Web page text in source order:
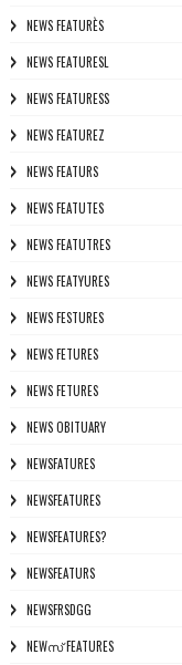
NEWS FEATURÈS
NEWS FEATURESL
NEWS FEATURESS
NEWS FEATUREZ
NEWS FEATURS
NEWS FEATUTES
NEWS FEATUTRES
NEWS FEATYURES
NEWS FESTURES
NEWS FETURES
NEWS FETURES
NEWS OBITUARY
NEWSFATURES
NEWSFEATURES
NEWSFEATURES?
NEWSFEATURS
NEWSFRSDGG
NEWസ് FEATURES